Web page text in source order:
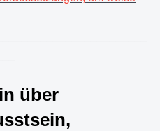
über